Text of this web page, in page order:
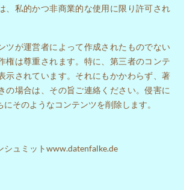
、私的かつ非商業的な使用に限り許可され
ツが運営者によって作成されたものでない
権は尊重されます。特に、第三者のコンテ
示されています。それにもかかわらず、著
の場合は、その旨ご連絡ください。侵害に
そのようなコンテンツを削除します。
シュミットwww.datenfalke.de